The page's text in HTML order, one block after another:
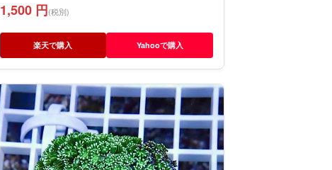
1,500 円(税別)
楽天で購入 Yahooで購入